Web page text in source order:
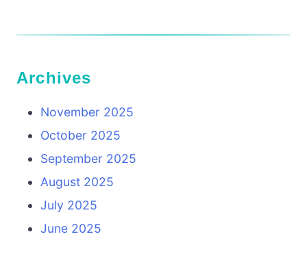
Archives
November 2025
October 2025
September 2025
August 2025
July 2025
June 2025